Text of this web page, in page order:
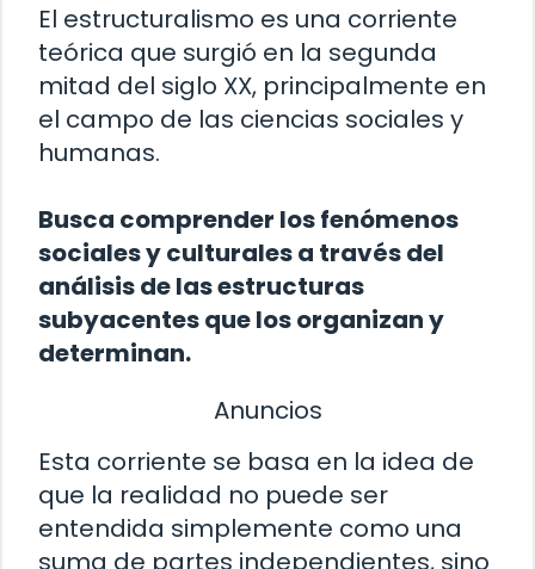
El estructuralismo es una corriente
teórica que surgió en la segunda
mitad del siglo XX, principalmente en
el campo de las ciencias sociales y
humanas.
Busca comprender los fenómenos
sociales y culturales a través del
análisis de las estructuras
subyacentes que los organizan y
determinan.
Anuncios
Esta corriente se basa en la idea de
que la realidad no puede ser
entendida simplemente como una
suma de partes independientes, sino